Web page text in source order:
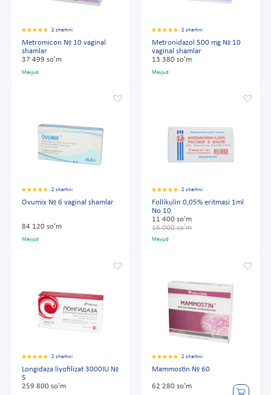
2 sharhni
Metromicon № 10 vaginal
shamlar
37 499 so'm
Mavjud
2 sharhni
Metronidazol 500 mg № 10
vaginal shamlar
13 380 so'm
Mavjud
2 sharhni
Ovumix № 6 vaginal shamlar
84 120 so'm
Mavjud
2 sharhni
Follikulin 0,05% eritmasi 1ml
No 10
11 400 so'm
16 000 so'm
Mavjud
2 sharhni
Longidaza liyofilizat 3000IU №
5
259 800 so'm
2 sharhni
Mammostin № 60
62 280 so'm